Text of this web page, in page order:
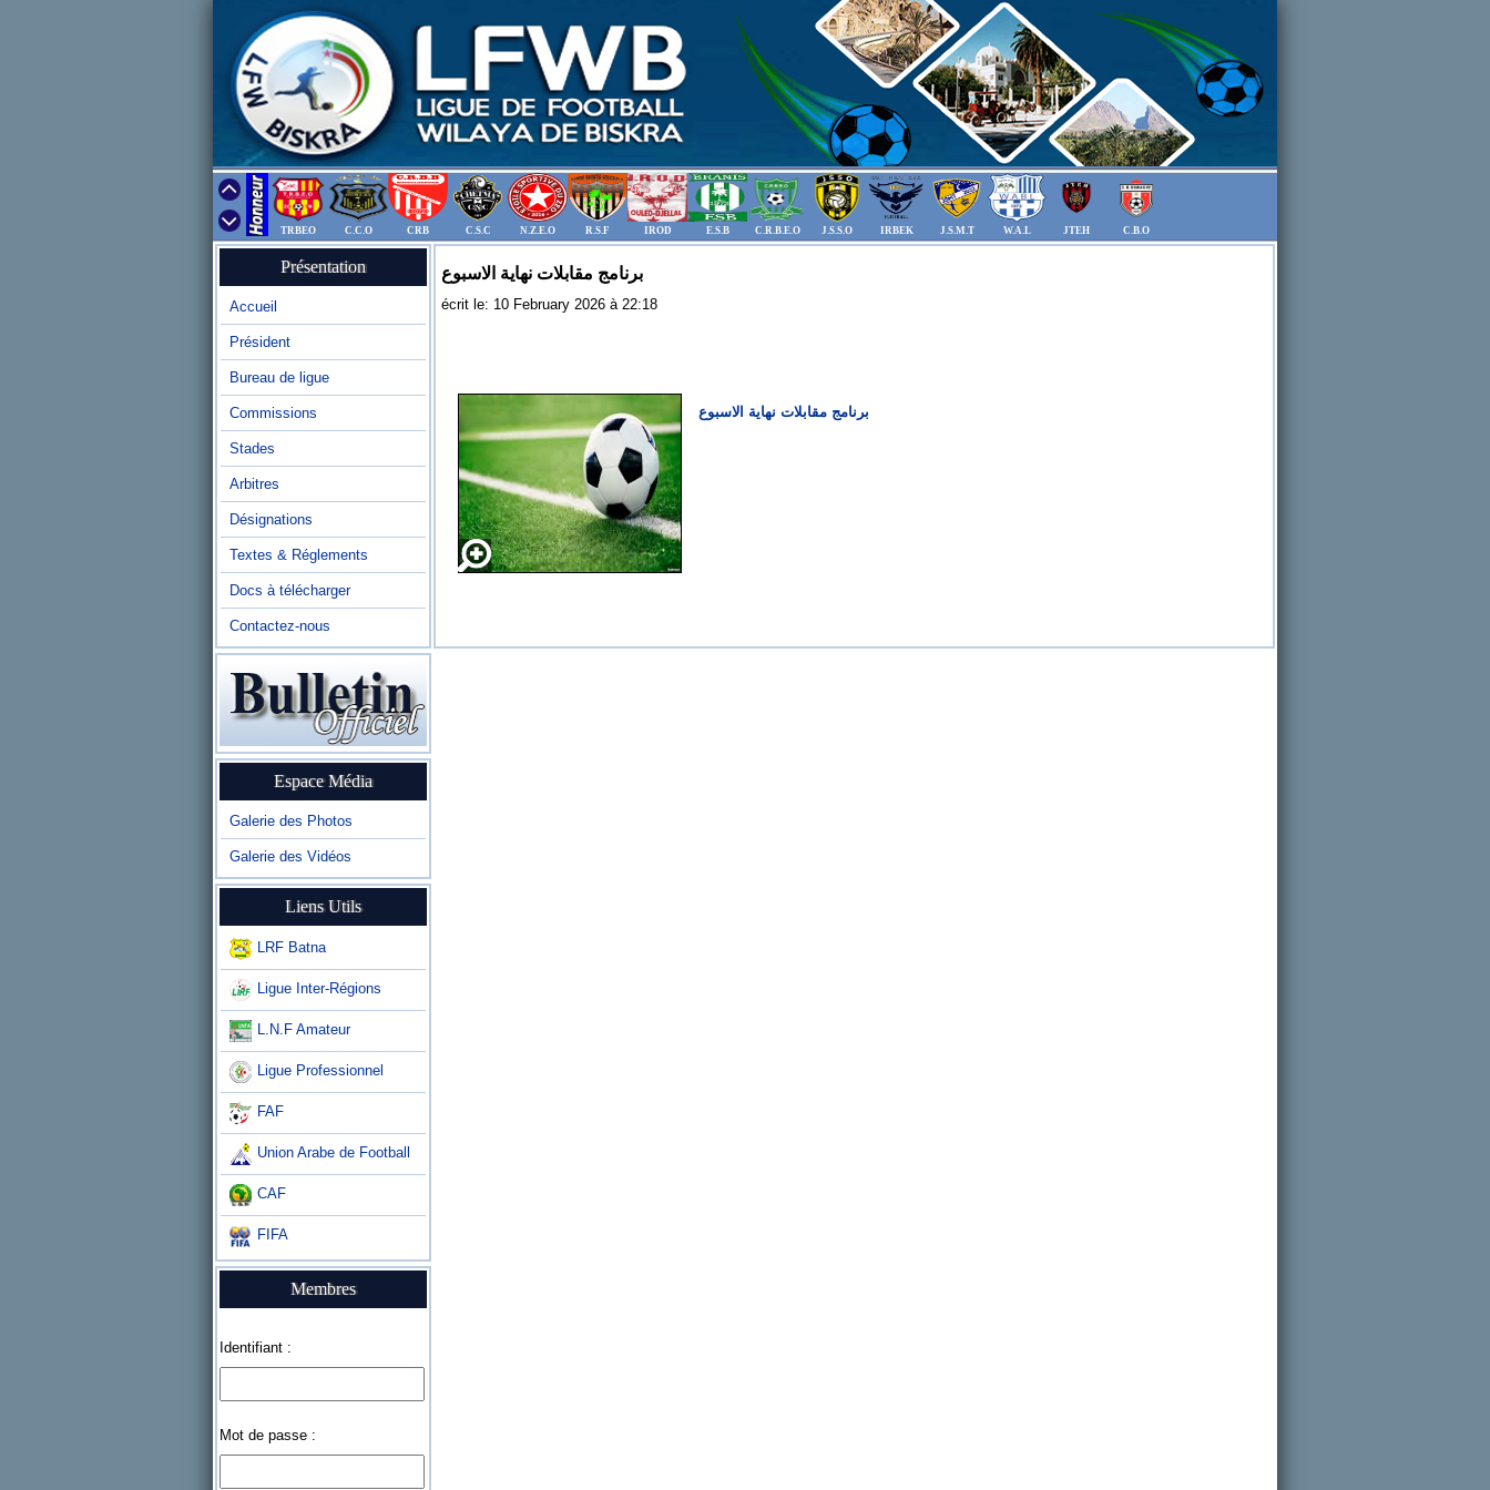
TRBEO C.C.O CRB C.S.C N.Z.E.O R.S.F IROD E.S.B C.R.B.E.O J.S.S.O IRBEK J.S.M.T W.A.L JTEH C.B.O
Présentation
Accueil
Président
Bureau de ligue
Commissions
Stades
Arbitres
Désignations
Textes & Réglements
Docs à télécharger
Contactez-nous
Espace Média
Galerie des Photos
Galerie des Vidéos
Liens Utils
LRF Batna
Ligue Inter-Régions
L.N.F Amateur
Ligue Professionnel
FAF
Union Arabe de Football
CAF
FIFA
Membres
Identifiant :
Mot de passe :
برنامج مقابلات نهاية الاسبوع
écrit le: 10 February 2026 à 22:18
برنامج مقابلات نهاية الاسبوع